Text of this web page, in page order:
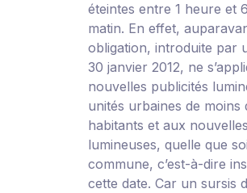
éteintes entre 1 heure et
matin. En effet,
obligation, introduite par
30 janvier 2012, ne
nouvelles publicités
unités urbaines de moins
habitants et aux
lumineuses, quelle que
commune, c’est-à-dire
cette date. Car un sursis